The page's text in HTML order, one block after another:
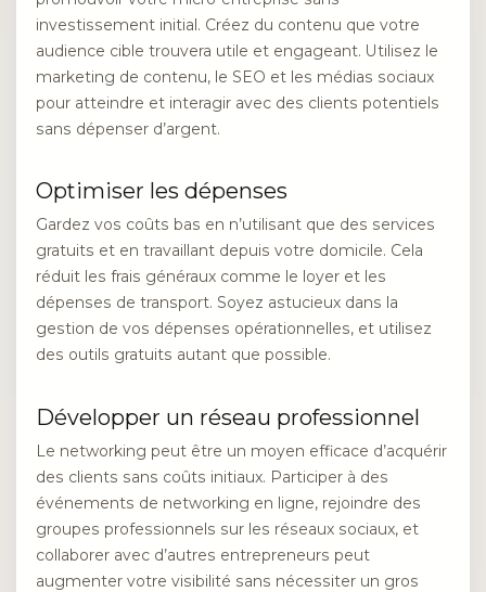
investissement initial. Créez du contenu que votre
audience cible trouvera utile et engageant. Utilisez le
marketing de contenu, le SEO et les médias sociaux
pour atteindre et interagir avec des clients potentiels
sans dépenser d’argent.
Optimiser les dépenses
Gardez vos coûts bas en n’utilisant que des services
gratuits et en travaillant depuis votre domicile. Cela
réduit les frais généraux comme le loyer et les
dépenses de transport. Soyez astucieux dans la
gestion de vos dépenses opérationnelles, et utilisez
des outils gratuits autant que possible.
Développer un réseau professionnel
Le networking peut être un moyen efficace d’acquérir
des clients sans coûts initiaux. Participer à des
événements de networking en ligne, rejoindre des
groupes professionnels sur les réseaux sociaux, et
collaborer avec d’autres entrepreneurs peut
augmenter votre visibilité sans nécessiter un gros